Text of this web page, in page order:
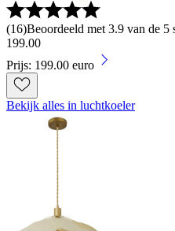
(16)Beoordeeld met 3.9 van de 5
199.00
Prijs: 199.00 euro
Bekijk alles in luchtkoeler